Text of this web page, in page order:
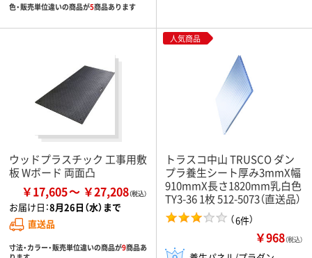
色・販売単位違いの商品が5商品あります
ウッドプラスチック 工事用敷
板 Wボード 両面凸
￥17,605 ￥27,208
お届け日：8月26日（水）まで
直送品
寸法・カラー・販売単位違いの商品が9商品あ
人気商品
トラスコ中山 TRUSCO ダン
プラ養生シート厚み3mmX幅
910mmX長さ1820mm乳白色
TY3-36 1枚 512-5073（直送品）
（6件）
￥968（税込）